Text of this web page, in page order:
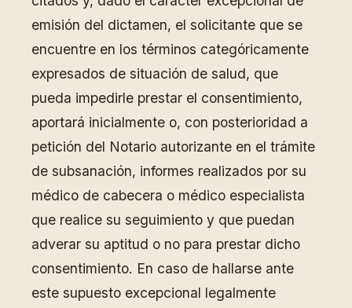
emisión del dictamen, el solicitante que se
encuentre en los términos categóricamente
expresados de situación de salud, que
pueda impedirle prestar el consentimiento,
aportará inicialmente o, con posterioridad a
petición del Notario autorizante en el trámite
de subsanación, informes realizados por su
médico de cabecera o médico especialista
que realice su seguimiento y que puedan
adverar su aptitud o no para prestar dicho
consentimiento. En caso de hallarse ante
este supuesto excepcional legalmente